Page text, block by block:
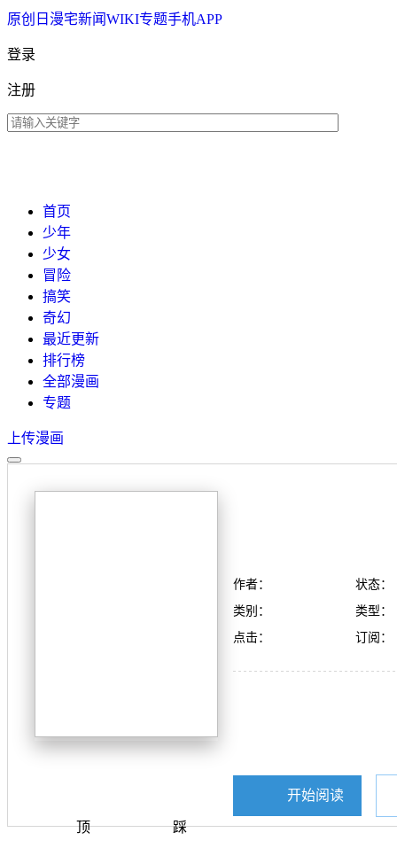
原创 日漫宅新闻WIKI专题手机APP
登录
注册
首页
少年
少女
冒险
搞笑
奇幻
最近更新
排行榜
全部漫画
专题
上传漫画
顶 踩
作者：
状态：
类别：
类型：
点击：
订阅：
开始阅读